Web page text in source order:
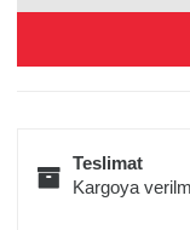
Teslimat
Kargoya